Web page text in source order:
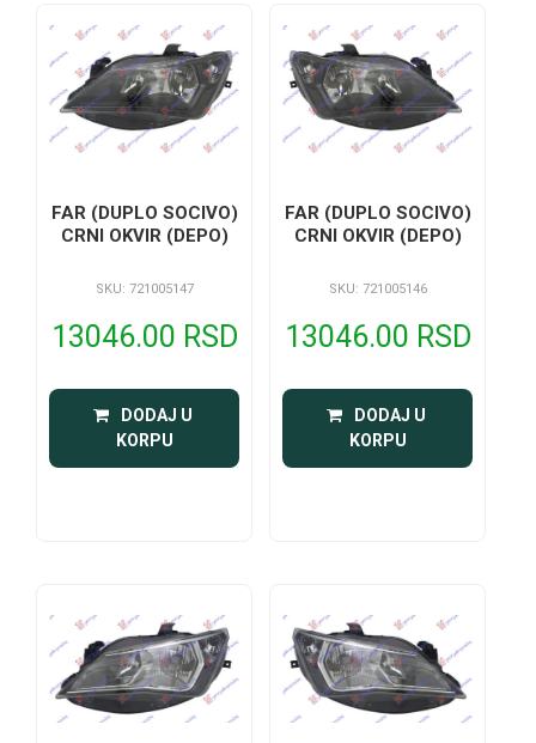
FAR (DUPLO SOCIVO)
CRNI OKVIR (DEPO)
SKU: 721005147
13046.00 RSD
DODAJ U
KORPU
FAR (DUPLO SOCIVO)
CRNI OKVIR (DEPO)
SKU: 721005146
13046.00 RSD
DODAJ U
KORPU